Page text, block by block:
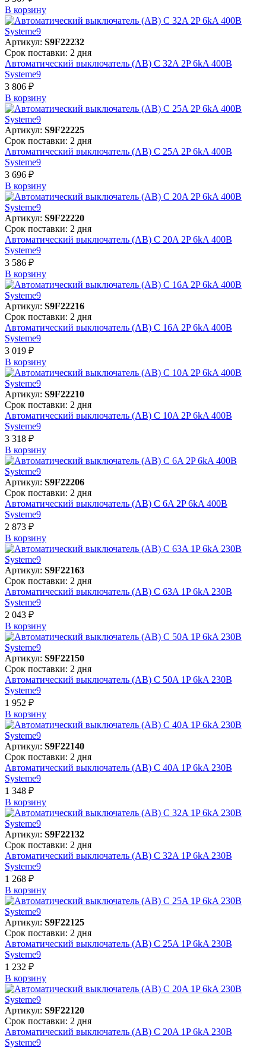
В корзинy
Артикул: S9F22232
Срок поставки: 2 дня
Автоматический выключатель (АВ) C 32A 2P 6kA 400В
Systeme9
3 806 ₽
В корзинy
Артикул: S9F22225
Срок поставки: 2 дня
Автоматический выключатель (АВ) C 25A 2P 6kA 400В
Systeme9
3 696 ₽
В корзинy
Артикул: S9F22220
Срок поставки: 2 дня
Автоматический выключатель (АВ) C 20A 2P 6kA 400В
Systeme9
3 586 ₽
В корзинy
Артикул: S9F22216
Срок поставки: 2 дня
Автоматический выключатель (АВ) C 16A 2P 6kA 400В
Systeme9
3 019 ₽
В корзинy
Артикул: S9F22210
Срок поставки: 2 дня
Автоматический выключатель (АВ) C 10A 2P 6kA 400В
Systeme9
3 318 ₽
В корзинy
Артикул: S9F22206
Срок поставки: 2 дня
Автоматический выключатель (АВ) C 6A 2P 6kA 400В
Systeme9
2 873 ₽
В корзинy
Артикул: S9F22163
Срок поставки: 2 дня
Автоматический выключатель (АВ) C 63A 1P 6kA 230В
Systeme9
2 043 ₽
В корзинy
Артикул: S9F22150
Срок поставки: 2 дня
Автоматический выключатель (АВ) C 50A 1P 6kA 230В
Systeme9
1 952 ₽
В корзинy
Артикул: S9F22140
Срок поставки: 2 дня
Автоматический выключатель (АВ) C 40A 1P 6kA 230В
Systeme9
1 348 ₽
В корзинy
Артикул: S9F22132
Срок поставки: 2 дня
Автоматический выключатель (АВ) C 32A 1P 6kA 230В
Systeme9
1 268 ₽
В корзинy
Артикул: S9F22125
Срок поставки: 2 дня
Автоматический выключатель (АВ) C 25A 1P 6kA 230В
Systeme9
1 232 ₽
В корзинy
Артикул: S9F22120
Срок поставки: 2 дня
Автоматический выключатель (АВ) C 20A 1P 6kA 230В
Systeme9